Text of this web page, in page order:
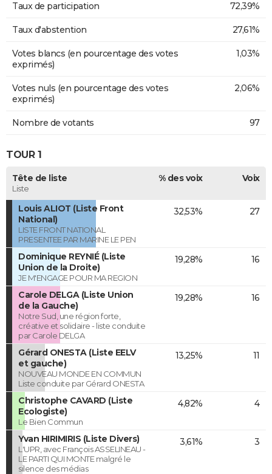
Taux de participation 72,39%
Taux d'abstention 27,61%
Votes blancs (en pourcentage des votes
exprimés)
1,03%
Votes nuls (en pourcentage des votes
exprimés)
2,06%
Nombre de votants 97
TOUR 1
Tête de liste
Liste
% des voix Voix
Louis ALIOT (Liste Front
National)
LISTE FRONT NATIONAL
PRESENTEE PAR MARINE LE PEN
32,53% 27
Dominique REYNIÉ (Liste
Union de la Droite)
JE M'ENGAGE POUR MA REGION
19,28% 16
Carole DELGA (Liste Union
de la Gauche)
Notre Sud, une région forte,
créative et solidaire - liste conduite
par Carole DELGA
19,28% 16
Gérard ONESTA (Liste EELV
et gauche)
NOUVEAU MONDE EN COMMUN
Liste conduite par Gérard ONESTA
13,25% 11
Christophe CAVARD (Liste
Ecologiste)
Le Bien Commun
4,82% 4
Yvan HIRIMIRIS (Liste Divers)
L'UPR, avec François ASSELINEAU -
LE PARTI QUI MONTE malgré le
silence des médias
3,61% 3